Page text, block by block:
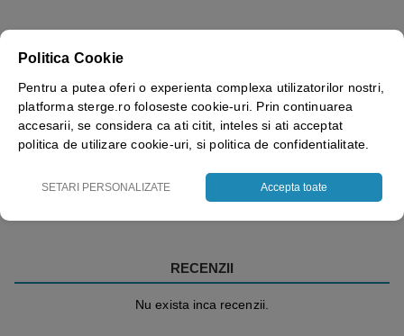
RECENZII
Nu exista inca recenzii.
Politica Cookie
Pentru a putea oferi o experienta complexa utilizatorilor nostri,
platforma sterge.ro foloseste cookie-uri. Prin continuarea
accesarii, se considera ca ati citit, inteles si ati acceptat
politica de utilizare cookie-uri, si politica de confidentialitate.
SETARI PERSONALIZATE Accepta toate